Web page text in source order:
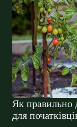
Як правильно
для